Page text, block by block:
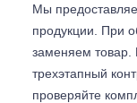
Мы
продукции. При
заменяем товар.
трехэтапный
проверяйте